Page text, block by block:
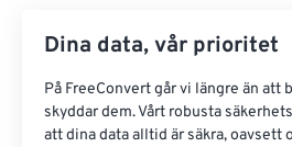
Dina data, vår prioritet
På FreeConvert går vi längre än att
skyddar dem. Vårt robusta
att dina data alltid är säkra, oavsett